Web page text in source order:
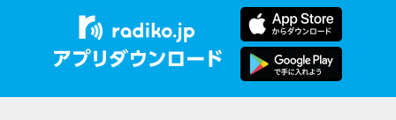
【DJ中島ヒロト】
柔らかいアレンジで優しい歌声、素敵でした！
さ」号、「かいじ」号。列車が、大きな天狗の像がある高尾
駅のホームを横目に通過すると、車窓は一気に山深くなり、
小仏峠に向けて登り坂をぐいぐいと登っていきます。その最
初にくぐるトンネルの名前を「湯の花トンネル」といいま